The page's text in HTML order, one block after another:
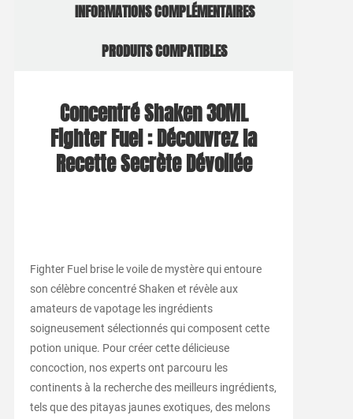
INFORMATIONS COMPLÉMENTAIRES
PRODUITS COMPATIBLES
Concentré Shaken 30ML
Fighter Fuel : Découvrez la
Recette Secrète Dévoilée
Fighter Fuel brise le voile de mystère qui entoure
son célèbre concentré Shaken et révèle aux
amateurs de vapotage les ingrédients
soigneusement sélectionnés qui composent cette
potion unique. Pour créer cette délicieuse
concoction, nos experts ont parcouru les
continents à la recherche des meilleurs ingrédients,
tels que des pitayas jaunes exotiques, des melons